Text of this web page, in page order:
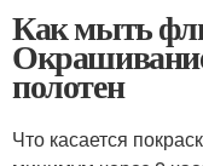
Как мыть
полотен
Что касается